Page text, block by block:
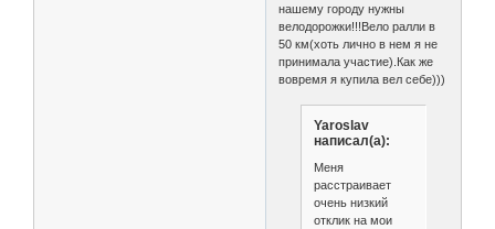
нашему городу нужны
велодорожки!!!Вело ралли в
50 км(хоть лично в нем я не
принимала участие).Как же
вовремя я купила вел себе)))
Yaroslav
написал(а):
Меня
расстраивает
очень низкий
отклик на мои